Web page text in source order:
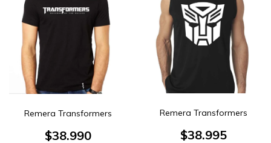
Remera Transformers
$38.990
Remera Transformers
$38.995